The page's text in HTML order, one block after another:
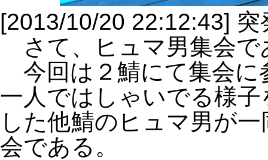
[2013/10/20 22:12:43]
さて、ヒュマ男集会で
今回は２鯖にて集会に
一人ではしゃいでる様
した他鯖のヒュマ男が
会である。